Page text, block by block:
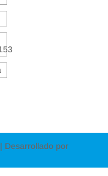
| Desarrollado por